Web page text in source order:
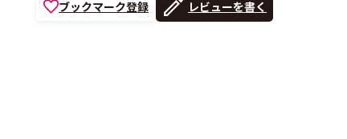
ブックマーク登録 レビューを書く